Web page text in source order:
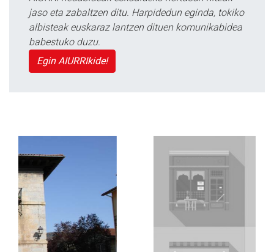
jaso eta zabaltzen ditu. Harpidedun eginda, tokiko
albisteak euskaraz lantzen dituen komunikabidea
babestuko duzu.
Egin AIURRIkide!